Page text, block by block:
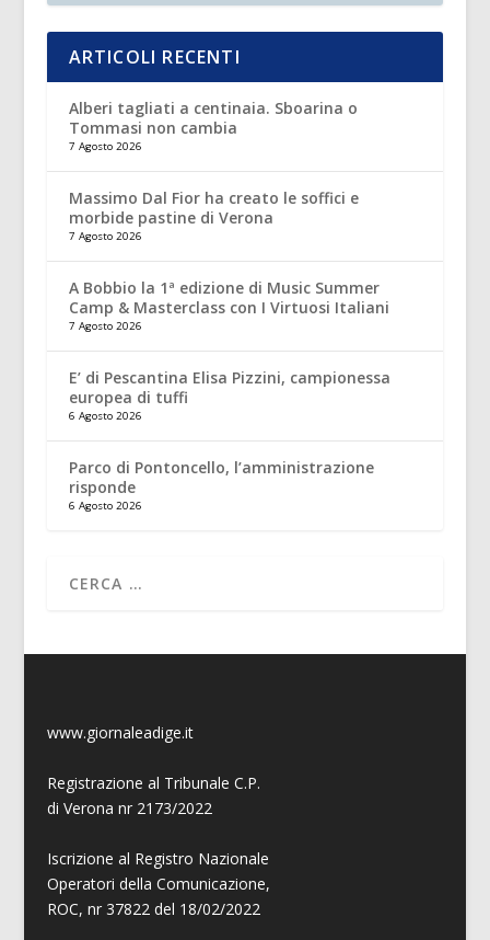
ARTICOLI RECENTI
Alberi tagliati a centinaia. Sboarina o
Tommasi non cambia
7 Agosto 2026
Massimo Dal Fior ha creato le soffici e
morbide pastine di Verona
7 Agosto 2026
A Bobbio la 1ª edizione di Music Summer
Camp & Masterclass con I Virtuosi Italiani
7 Agosto 2026
E’ di Pescantina Elisa Pizzini, campionessa
europea di tuffi
6 Agosto 2026
Parco di Pontoncello, l’amministrazione
risponde
6 Agosto 2026
www.giornaleadige.it
Registrazione al Tribunale C.P.
di Verona nr 2173/2022
Iscrizione al Registro Nazionale
Operatori della Comunicazione,
ROC, nr 37822 del 18/02/2022